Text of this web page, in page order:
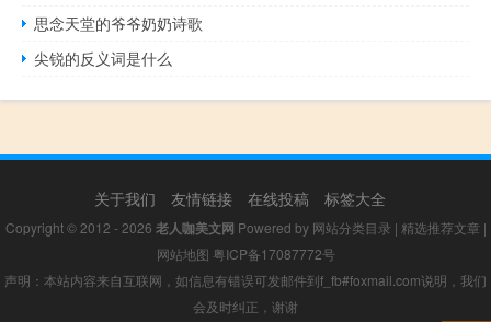
思念天堂的爷爷奶奶诗歌
尖锐的反义词是什么
关于我们 友情链接 在线投稿 标签大全
Copyright © 2012 - 2026 老人咖美文网 Powered by 网站分类目录 | 精选推荐文章 |
网站地图 粤ICP备17087772号
声明：本站内容来自互联网，如信息有错误可发邮件到f_fb#foxmail.com说明，我们
会及时纠正，谢谢